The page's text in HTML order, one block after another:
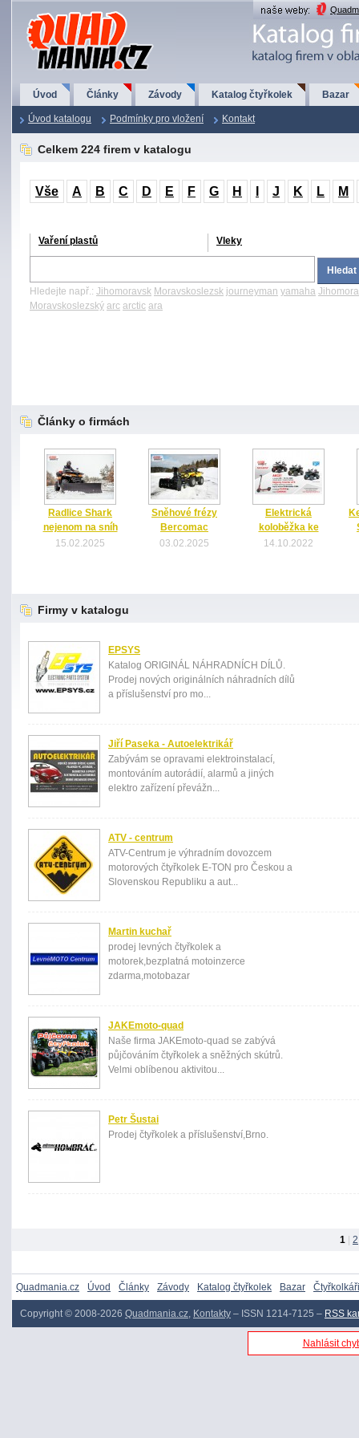
QuadMania.cz
Úvod Články Závody Katalog čtyřkolek Bazar
Úvod katalogu Podmínky pro vložení Kontakt
Celkem 224 firem v katalogu
Vše A B C D E F G H J K L M
Vaření plastů Vleky
Hledejte např.: Jihomoravsk Moravskoslezsk journeyman yamaha
Moravskoslezský arc arctic ara
Články o firmách
Radlice Shark
nejenom na sníh
15.02.2025
Sněhové frézy
Bercomac
03.02.2025
Elektrická
koloběžka ke
čtyřkolce zdarma
14.10.2022
Firmy v katalogu
EPSYS
Katalog ORIGINÁL NÁHRADNÍCH DÍLŮ.
Prodej nových originálních náhradních dílů
a příslušenství pro mo...
Jiří Paseka - Autoelektrikář
Zabývám se opravami elektroinstalací,
montováním autorádií, alarmů a jiných
elektro zařízení převážn...
ATV - centrum
ATV-Centrum je výhradním dovozcem
motorových čtyřkolek E-TON pro Českou a
Slovenskou Republiku a aut...
Martin kuchař
prodej levných čtyřkolek a
motorek,bezplatná motoinzerce
zdarma,motobazar
JAKEmoto-quad
Naše firma JAKEmoto-quad se zabývá
půjčováním čtyřkolek a sněžných skútrů.
Velmi oblíbenou aktivitou...
Petr Šustai
Prodej čtyřkolek a příslušenství,Brno.
1 2
Quadmania.cz Úvod Články Závody Katalog čtyřkolek Bazar Čtyřkolkáři
Copyright © 2008-2026 Quadmania.cz, Kontakty – ISSN 1214-7125 – RSS
Nahlásit